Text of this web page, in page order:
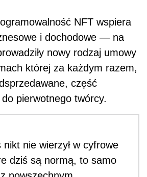
NFT wspiera
i dochodowe — na
nowy rodzaj umowy
której za każdym razem,
część
pierwotnego twórcy.
nie wierzył w cyfrowe
dziś są normą, to samo